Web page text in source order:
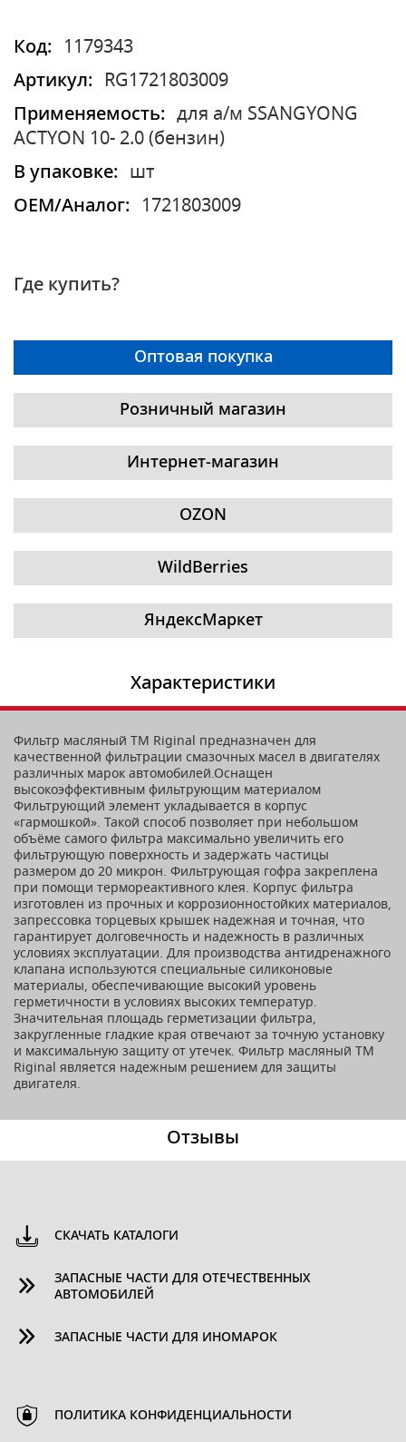
Код:
1179343
Артикул:
RG1721803009
Применяемость:
для а/м SSANGYONG
ACTYON 10- 2.0 (бензин)
В упаковке:
шт
OEM/Аналог:
1721803009
Где купить?
Оптовая покупка
Розничный магазин
Интернет-магазин
OZON
WildBerries
ЯндексМаркет
Характеристики
Фильтр масляный ТМ Riginal предназначен для
качественной фильтрации смазочных масел в двигателях
различных марок автомобилей.Оснащен
высокоэффективным фильтрующим материалом
Фильтрующий элемент укладывается в корпус
«гармошкой». Такой способ позволяет при небольшом
объёме самого фильтра максимально увеличить его
фильтрующую поверхность и задержать частицы
размером до 20 микрон. Фильтрующая гофра закреплена
при помощи термореактивного клея. Корпус фильтра
изготовлен из прочных и коррозионностойких материалов,
запрессовка торцевых крышек надежная и точная, что
гарантирует долговечность и надежность в различных
условиях эксплуатации. Для производства антидренажного
клапана используются специальные силиконовые
материалы, обеспечивающие высокий уровень
герметичности в условиях высоких температур.
Значительная площадь герметизации фильтра,
закругленные гладкие края отвечают за точную установку
и максимальную защиту от утечек. Фильтр масляный ТМ
Riginal является надежным решением для защиты
двигателя.
Отзывы
СКАЧАТЬ КАТАЛОГИ
ЗАПАСНЫЕ ЧАСТИ ДЛЯ ОТЕЧЕСТВЕННЫХ
АВТОМОБИЛЕЙ
ЗАПАСНЫЕ ЧАСТИ ДЛЯ ИНОМАРОК
ПОЛИТИКА КОНФИДЕНЦИАЛЬНОСТИ